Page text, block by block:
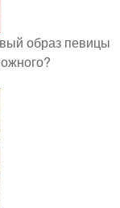
образ певицы